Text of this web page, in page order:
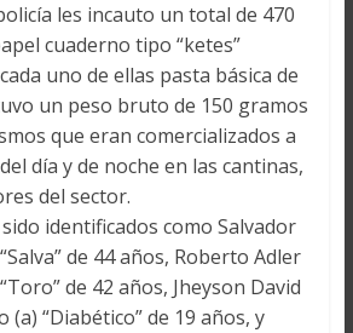
les incauto un total de 470
cuaderno tipo “ketes”
uno de ellas pasta básica de
un peso bruto de 150 gramos
que eran comercializados a
día y de noche en las cantinas,
del sector.
identificados como Salvador
de 44 años, Roberto Adler
de 42 años, Jheyson David
(a) “Diabético” de 19 años, y